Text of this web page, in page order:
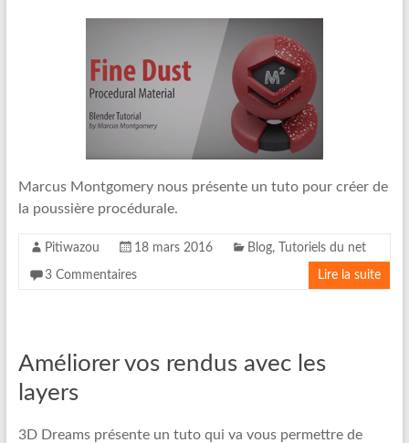
Marcus Montgomery nous présente un tuto pour créer de
la poussière procédurale.
Pitiwazou 18 mars 2016 Blog, Tutoriels du net
3 Commentaires Lire la suite
Améliorer vos rendus avec les
layers
3D Dreams présente un tuto qui va vous permettre de